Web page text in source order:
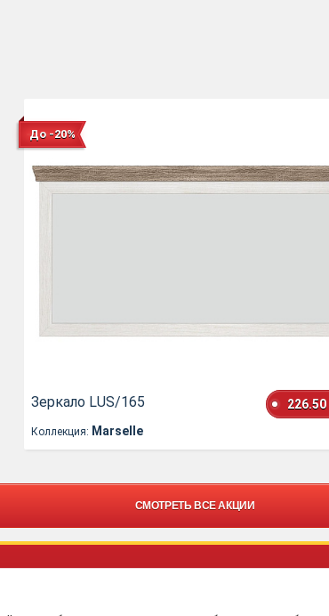
До -20%
Зеркало LUS/165 226.50
Коллекция: Marselle
СМОТРЕТЬ ВСЕ АКЦИИ